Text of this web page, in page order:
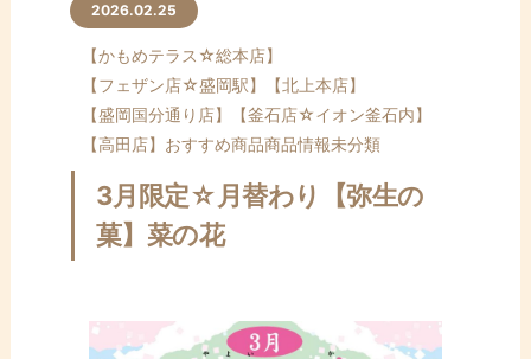
2026.02.25
【かもめテラス☆総本店】
【フェザン店☆盛岡駅】
【北上本店】
【盛岡国分通り店】
【釜石店☆イオン釜石内】
【高田店】 おすすめ商品商品情報未分類
3月限定☆月替わり【弥生の
菓】菜の花